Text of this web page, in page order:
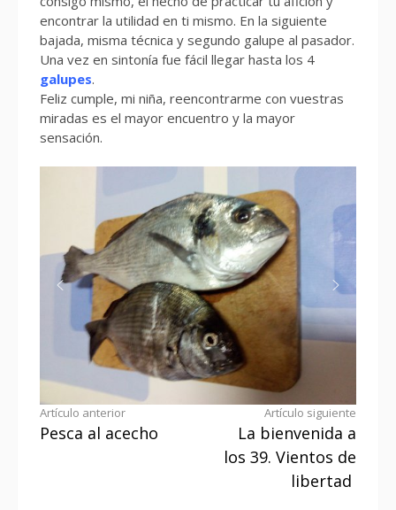
encontrar la utilidad en ti mismo. En la siguiente
bajada, misma técnica y segundo galupe al pasador.
Una vez en sintonía fue fácil llegar hasta los 4
galupes.
Feliz cumple, mi niña, reencontrarme con vuestras
miradas es el mayor encuentro y la mayor
sensación.
Seguir
Artículo anterior
Pesca al acecho
Artículo siguiente
La bienvenida a
los 39. Vientos de
libertad